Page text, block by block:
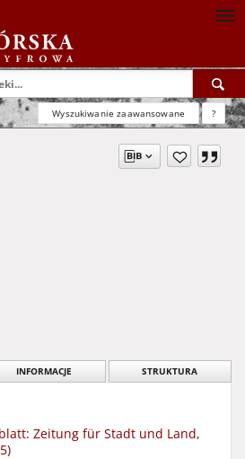
Wyszukiwanie zaawansowane ?
INFORMACJE STRUKTURA
Zeitung für Stadt und Land,